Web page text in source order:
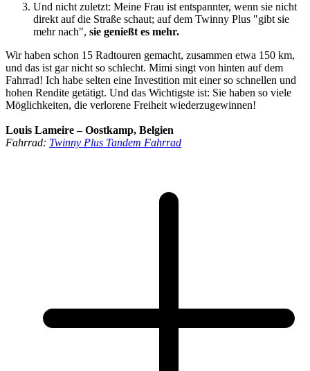
Und nicht zuletzt: Meine Frau ist entspannter, wenn sie nicht
direkt auf die Straße schaut; auf dem Twinny Plus "gibt sie
mehr nach", sie genießt es mehr.
Wir haben schon 15 Radtouren gemacht, zusammen etwa 150 km,
und das ist gar nicht so schlecht. Mimi singt von hinten auf dem
Fahrrad! Ich habe selten eine Investition mit einer so schnellen und
hohen Rendite getätigt. Und das Wichtigste ist: Sie haben so viele
Möglichkeiten, die verlorene Freiheit wiederzugewinnen!
Louis Lameire – Oostkamp, Belgien
Fahrrad: Twinny Plus Tandem Fahrrad